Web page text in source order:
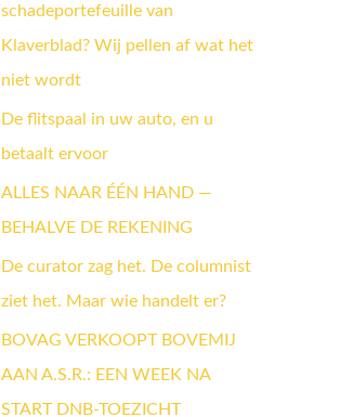
a
a
r
:
schadeportefeuille van
Klaverblad? Wij pellen af wat het
niet wordt
De flitspaal in uw auto, en u
betaalt ervoor
ALLES NAAR ÉÉN HAND —
BEHALVE DE REKENING
De curator zag het. De columnist
ziet het. Maar wie handelt er?
BOVAG VERKOOPT BOVEMIJ
AAN A.S.R.: EEN WEEK NA
START DNB-TOEZICHT